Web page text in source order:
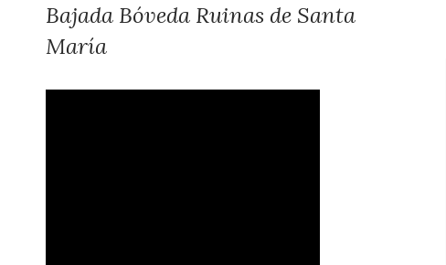
Bajada Bóveda Ruinas de Santa
María